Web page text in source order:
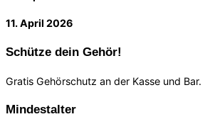
11. April 2026
Schütze dein Gehör!
Gratis Gehörschutz an der Kasse und Bar.
Mindestalter